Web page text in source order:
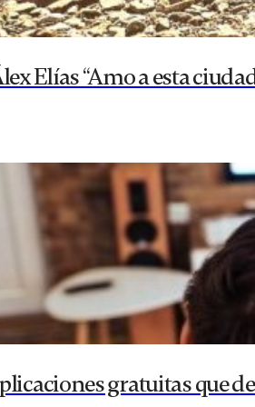
Elías “Amo a esta
gratuitas que